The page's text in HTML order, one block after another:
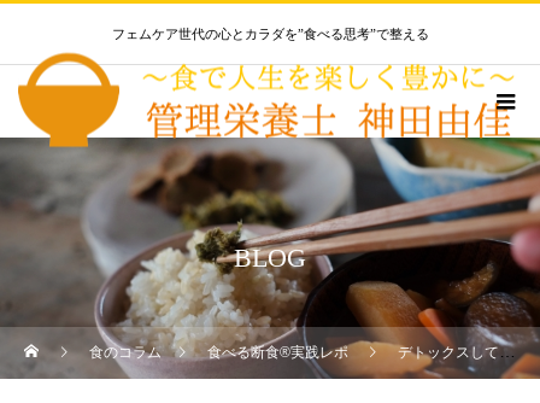
フェムケア世代の心とカラダを”食べる思考”で整える
BLOG
食のコラム 食べる断食®実践レポ デトックスして理想の私になる！若玄米リセットプログラム